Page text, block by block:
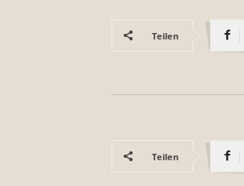
Teilen
Teilen